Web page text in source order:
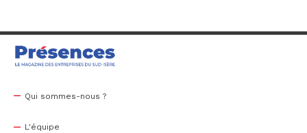
Qui sommes-nous ?
L'équipe